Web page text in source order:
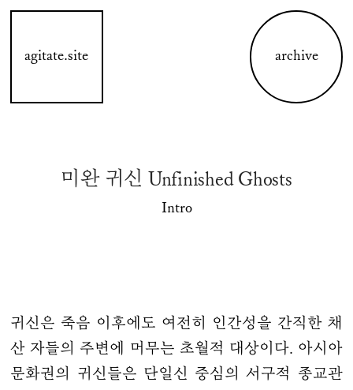
agitate.site archive
미완 귀신 Unfinished Ghosts
Intro
귀신은 죽음 이후에도 여전히 인간성을 간직한 채
산 자들의 주변에 머무는 초월적 대상이다. 아시아
문화권의 귀신들은 단일신 중심의 서구적 종교관